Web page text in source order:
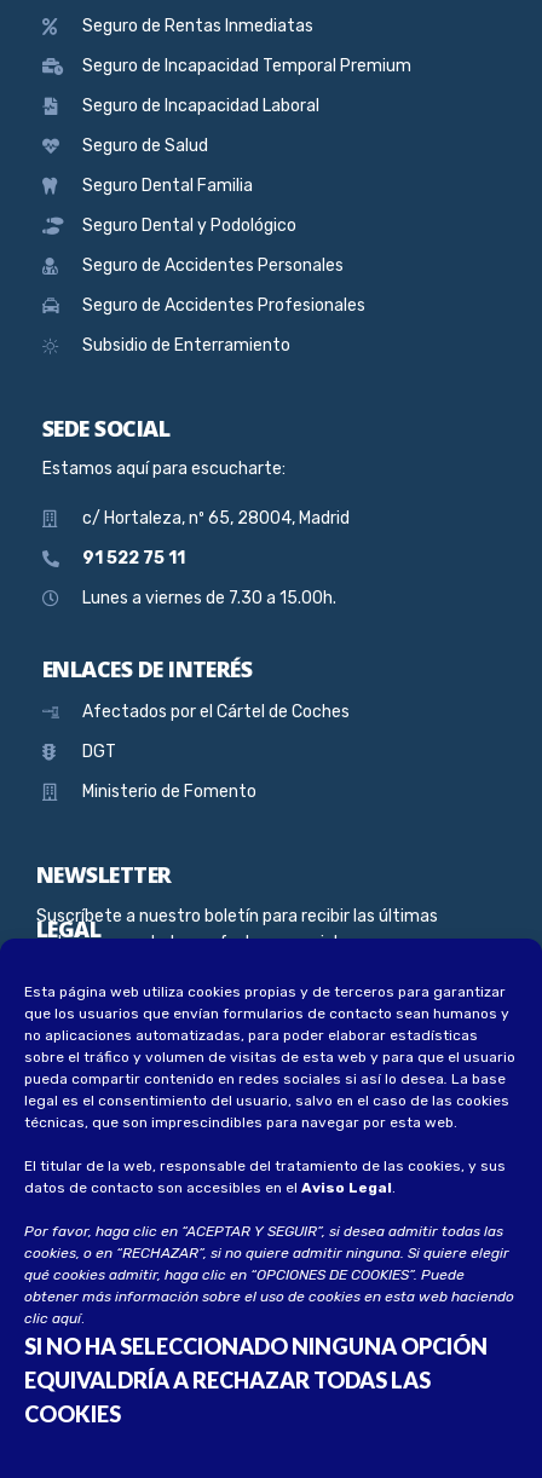
Esta página web utiliza cookies propias y de terceros para garantizar
que los usuarios que envían formularios de contacto sean humanos y
no aplicaciones automatizadas, para poder elaborar estadísticas
sobre el tráfico y volumen de visitas de esta web y para que el usuario
pueda compartir contenido en redes sociales si así lo desea. La base
legal es el consentimiento del usuario, salvo en el caso de las cookies
técnicas, que son imprescindibles para navegar por esta web.
El titular de la web, responsable del tratamiento de las cookies, y sus
datos de contacto son accesibles en el Aviso Legal.
Por favor, haga clic en “ACEPTAR Y SEGUIR”, si desea admitir todas las
cookies, o en “RECHAZAR”, si no quiere admitir ninguna. Si quiere elegir
qué cookies admitir, haga clic en “OPCIONES DE COOKIES”. Puede
obtener más información sobre el uso de cookies en esta web haciendo
clic aquí.
SI NO HA SELECCIONADO NINGUNA OPCIÓN
EQUIVALDRÍA A RECHAZAR TODAS LAS
COOKIES
Seguro de Rentas Inmediatas
Seguro de Incapacidad Temporal Premium
Seguro de Incapacidad Laboral
Seguro de Salud
Seguro Dental Familia
Seguro Dental y Podológico
Seguro de Accidentes Personales
Seguro de Accidentes Profesionales
Subsidio de Enterramiento
SEDE SOCIAL
Estamos aquí para escucharte:
c/ Hortaleza, nº 65, 28004, Madrid
91 522 75 11
Lunes a viernes de 7.30 a 15.00h.
ENLACES DE INTERÉS
Afectados por el Cártel de Coches
DGT
Ministerio de Fomento
NEWSLETTER
Suscríbete a nuestro boletín para recibir las últimas
noticias, novedades y ofertas especiales
LEGAL
Aviso Legal
Política de privacidad
Política de privacidad socios
Política de cookies